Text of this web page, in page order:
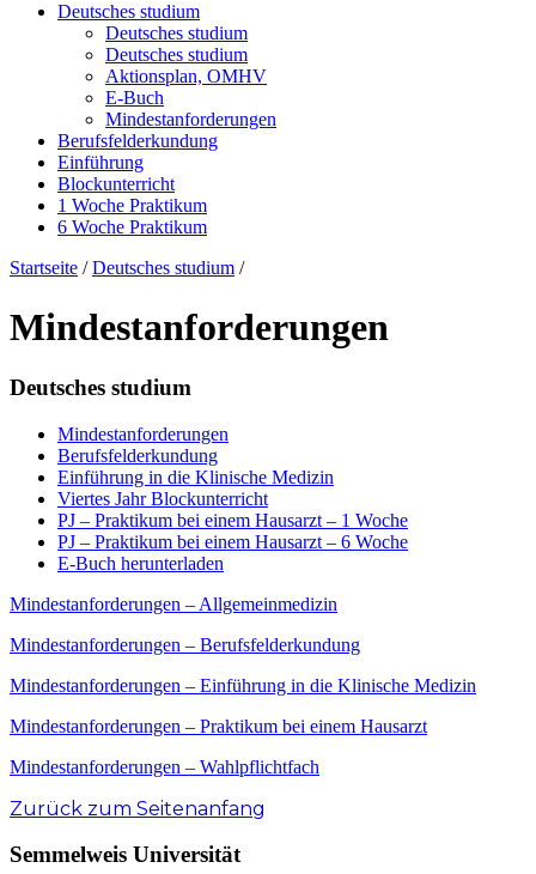
Deutsches studium
Deutsches studium
Deutsches studium
Aktionsplan, OMHV
E-Buch
Mindestanforderungen
Berufsfelderkundung
Einführung
Blockunterricht
1 Woche Praktikum
6 Woche Praktikum
Startseite / Deutsches studium /
Mindestanforderungen
Deutsches studium
Mindestanforderungen
Berufsfelderkundung
Einführung in die Klinische Medizin
Viertes Jahr Blockunterricht
PJ – Praktikum bei einem Hausarzt – 1 Woche
PJ – Praktikum bei einem Hausarzt – 6 Woche
E-Buch herunterladen
Mindestanforderungen – Allgemeinmedizin
Mindestanforderungen – Berufsfelderkundung
Mindestanforderungen – Einführung in die Klinische Medizin
Mindestanforderungen – Praktikum bei einem Hausarzt
Mindestanforderungen – Wahlpflichtfach
Zurück zum Seitenanfang
Semmelweis Universität